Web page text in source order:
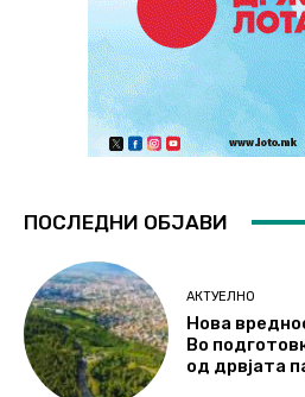
ПОСЛЕДНИ ОБЈАВИ
АКТУЕЛНО
Нова
Во
од дрвјата